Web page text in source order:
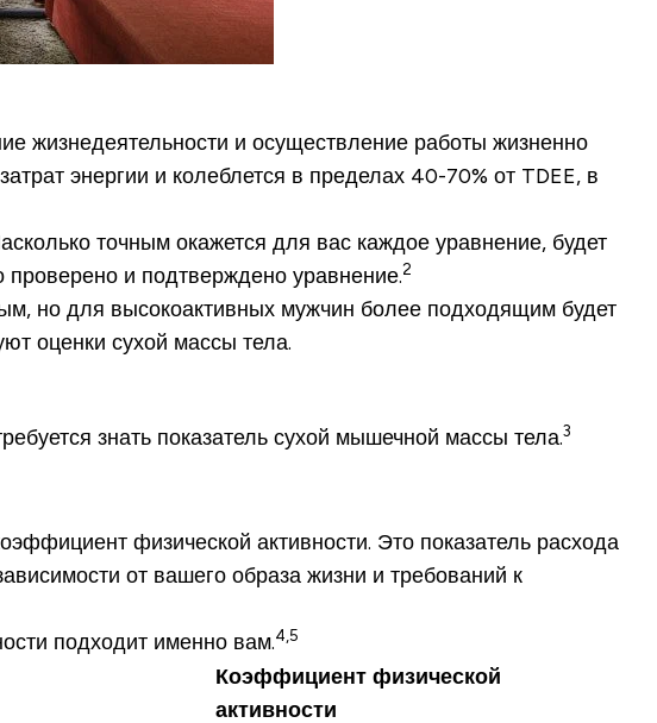
жизнедеятельности и осуществление работы жизненно
энергии и колеблется в пределах 40-70% от TDEE, в
точным окажется для вас каждое уравнение, будет
проверено и подтверждено уравнение.2
но для высокоактивных мужчин более подходящим будет
оценки сухой массы тела.
знать показатель сухой мышечной массы тела.3
физической активности. Это показатель расхода
от вашего образа жизни и требований к
подходит именно вам.4,5
Коэффициент физической
активности